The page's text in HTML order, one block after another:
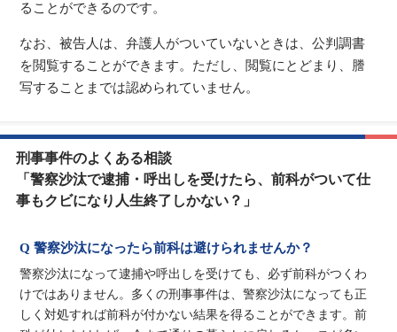
ることができるのです。
なお、被告人は、弁護人がついていないときは、公判調書
を閲覧することができます。ただし、閲覧にとどまり、謄
写することまでは認められていません。
刑事事件のよくある相談
「警察沙汰で逮捕・呼出しを受けたら、前科がついて仕
事もクビになり人生終了しかない？」
Q 警察沙汰になったら前科は避けられませんか？
警察沙汰になって逮捕や呼出しを受けても、必ず前科がつくわ
けではありません。多くの刑事事件は、警察沙汰になっても正
しく対処すれば前科が付かない結果を得ることができます。前